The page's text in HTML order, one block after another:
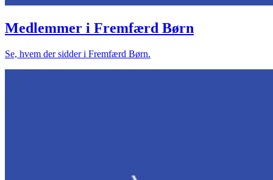
Medlemmer i Fremfærd Børn
Se, hvem der sidder i Fremfærd Børn.